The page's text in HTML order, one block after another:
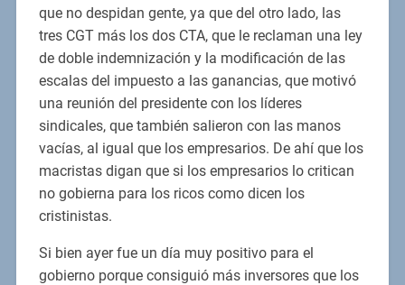
que no despidan gente, ya que del otro lado, las
tres CGT más los dos CTA, que le reclaman una ley
de doble indemnización y la modificación de las
escalas del impuesto a las ganancias, que motivó
una reunión del presidente con los líderes
sindicales, que también salieron con las manos
vacías, al igual que los empresarios. De ahí que los
macristas digan que si los empresarios lo critican
no gobierna para los ricos como dicen los
cristinistas.
Si bien ayer fue un día muy positivo para el
gobierno porque consiguió más inversores que los